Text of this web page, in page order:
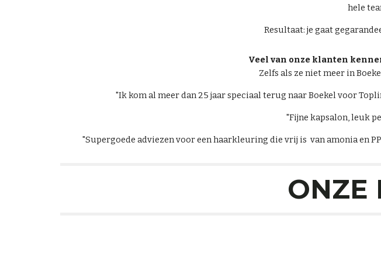
hele
Resultaat: je gaat
Veel van onze klanten
Zelfs als ze niet meer in
"Ik kom al meer dan 25 jaar speciaal terug naar Boekel voor
"Fijne kapsalon, leuk
"Supergoede adviezen voor een haarkleuring die vrij is van amonia en
ONZE